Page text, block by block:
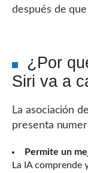
después de
¿Por
Siri va a
La asociación
presenta
Permite un
La IA comprende